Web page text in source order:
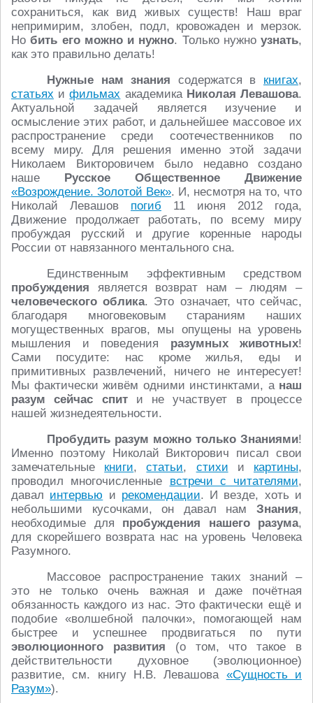
сохраниться, как вид живых существ! Наш враг
непримирим, злобен, подл, кровожаден и мерзок.
Нобить его можно и нужно. Только нужно узнать,
как это правильно делать!
Нужные нам знания содержатся в книгах,
статьях ифильмах академика Николая Левашова.
Актуальной задачей является изучение и
осмысление этих работ, и дальнейшее массовое их
распространение среди соотечественников по
всему миру. Для решения именно этой задачи
Николаем Викторовичем было недавно создано
наше Русское Общественное Движение
«Возрождение. Золотой Век». И, несмотря на то, что
Николай Левашов погиб 11 июня 2012 года,
Движение продолжает работать, по всему миру
пробуждая русский и другие коренные народы
России от навязанного ментального сна.
Единственным эффективным средством
пробуждения является возврат нам – людям –
человеческого облика. Это означает, что сейчас,
благодаря многовековым стараниям наших
могущественных врагов, мы опущены на уровень
мышления и поведения разумных животных!
Сами посудите: нас кроме жилья, еды и
примитивных развлечений, ничего не интересует!
Мы фактически живём одними инстинктами, а наш
разум сейчас спити не участвует в процессе
нашей жизнедеятельности.
Пробудить разум можно только Знаниями!
Именно поэтому Николай Викторович писал свои
замечательные книги,статьи, стихи и картины,
проводил многочисленные встречи с читателями,
давал интервью и рекомендации. И везде, хоть и
небольшими кусочками, он давал нам Знания,
необходимые для пробуждения нашего разума,
для скорейшего возврата нас на уровень Человека
Разумного.
Массовое распространение таких знаний –
это не только очень важная и даже почётная
обязанность каждого из нас. Это фактически ещё и
подобие «волшебной палочки», помогающей нам
быстрее и успешнее продвигаться по пути
эволюционного развития (о том, что такое в
действительности духовное (эволюционное)
развитие, см. книгу Н.В. Левашова «Сущность и
Разум»).